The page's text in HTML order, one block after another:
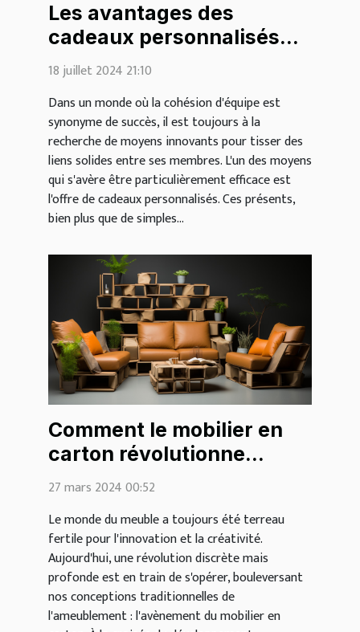
Les avantages des
cadeaux personnalisés
pour renforcer l'esprit
d'équipe
18 juillet 2024 21:10
Dans un monde où la cohésion d'équipe est
synonyme de succès, il est toujours à la
recherche de moyens innovants pour tisser des
liens solides entre ses membres. L'un des moyens
qui s'avère être particulièrement efficace est
l'offre de cadeaux personnalisés. Ces présents,
bien plus que de simples...
Comment le mobilier en
carton révolutionne
l'industrie du meuble
27 mars 2024 00:52
Le monde du meuble a toujours été terreau
fertile pour l'innovation et la créativité.
Aujourd'hui, une révolution discrète mais
profonde est en train de s'opérer, bouleversant
nos conceptions traditionnelles de
l'ameublement : l'avènement du mobilier en